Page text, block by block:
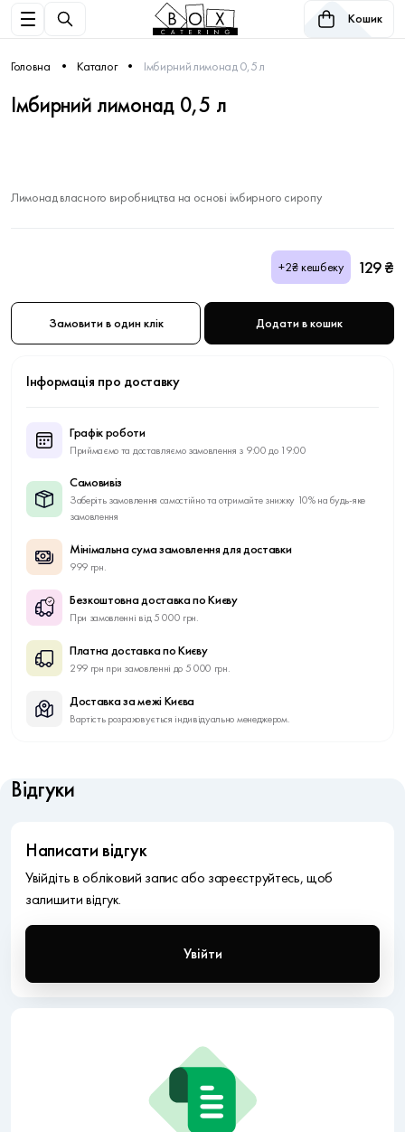
Кошик
Головна Каталог Імбирний лимонад 0,5 л
Імбирний лимонад 0,5 л
Лимонад власного виробництва на основі імбирного сиропу
+2₴ кешбеку 129 ₴
Замовити в один клік Додати в кошик
Інформація про доставку
Графік роботи
Приймаємо та доставляємо замовлення з 9:00 до 19:00
Самовивіз
Заберіть замовлення самостійно та отримайте знижку 10% на будь-яке
замовлення
Мінімальна сума замовлення для доставки
999 грн.
Безкоштовна доставка по Києву
При замовленні від 5 000 грн.
Платна доставка по Києву
299 грн при замовленні до 5 000 грн.
Доставка за межі Києва
Вартість розраховується індивідуально менеджером.
Відгуки
Написати відгук
Увійдіть в обліковий запис або зареєструйтесь, щоб
залишити відгук.
Увійти